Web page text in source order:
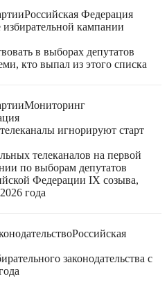
Российская Федерация
избирательной кампании
в выборах депутатов
кто выпал из этого списка
Мониторинг
игнорируют старт
телеканалов на первой
по выборам депутатов
Федерации IX созыва,
года
Российская
законодательства с